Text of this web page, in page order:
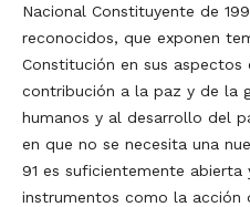
Nacional Constituyente de
reconocidos, que exponen
Constitución en sus
contribución a la paz y de la
humanos y al desarrollo del
en que no se necesita una
91 es suficientemente
instrumentos como la acción